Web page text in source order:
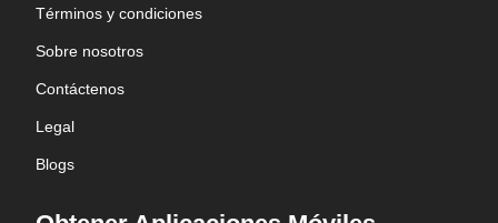
Términos y condiciones
Sobre nosotros
Contáctenos
Legal
Blogs